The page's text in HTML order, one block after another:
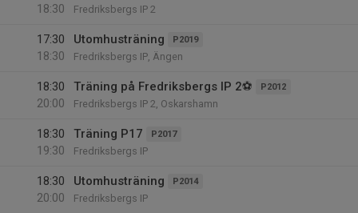
18:30
Fredriksbergs IP 2
17:30
18:30
Utomhusträning P2019
Fredriksbergs IP, Ängen
18:30
20:00
Träning på Fredriksbergs IP 2⚽️ P2012
Fredriksbergs IP 2, Oskarshamn
18:30
19:30
Träning P17 P2017
Fredriksbergs IP
18:30
20:00
Utomhusträning P2014
Fredriksbergs IP